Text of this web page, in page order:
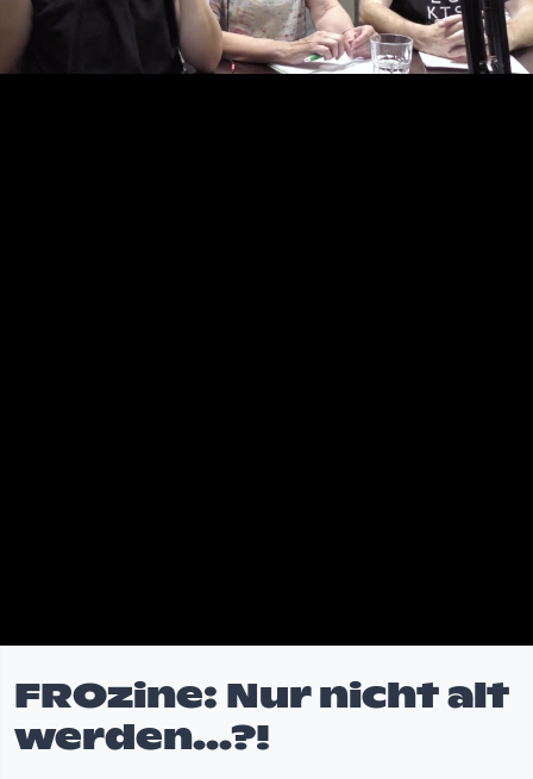
FROzine: Nur nicht alt
werden...?!